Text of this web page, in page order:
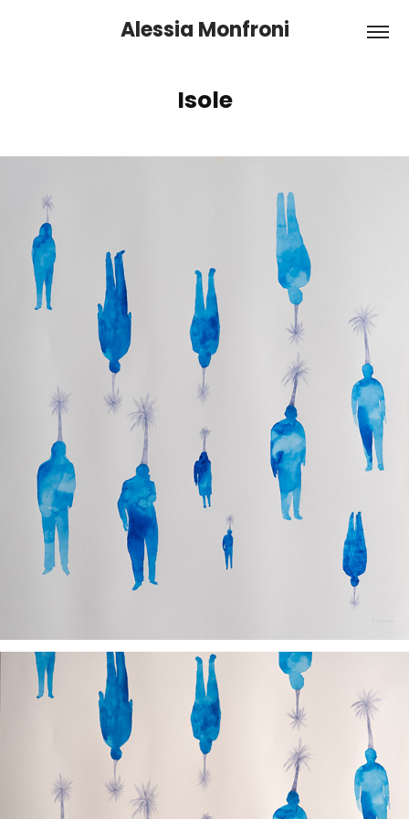
Alessia Monfroni
Isole